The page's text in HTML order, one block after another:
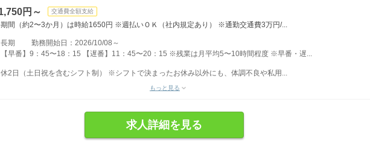
円～ 交通費全額支給
間（約2〜3か月）は時給1650円 ※週払いＯＫ（社内規定あり） ※通勤交通費3万円/...
長期 勤務開始日：2026/10/08～
【早番】9：45〜18：15 【遅番】11：45〜20：15 ※残業は月平均5〜10時間程度 ※早番・遅...
2日（土日祝を含むシフト制） ※シフトで決まったお休み以外にも、体調不良や私用...
もっと見る
求人詳細を見る